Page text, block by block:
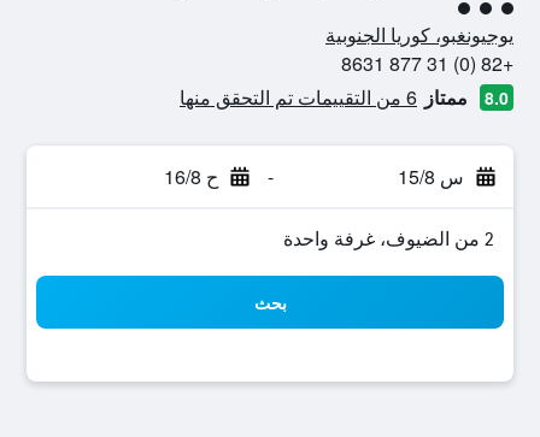
تقييم فئة 3
يوجيونغبو، كوريا الجنوبية
+82 (0) 31 877 8631
8.0 ممتاز 6 من التقييمات تم التحقق منها
س 15/8 - ح 16/8
2 من الضيوف، غرفة واحدة
بحث